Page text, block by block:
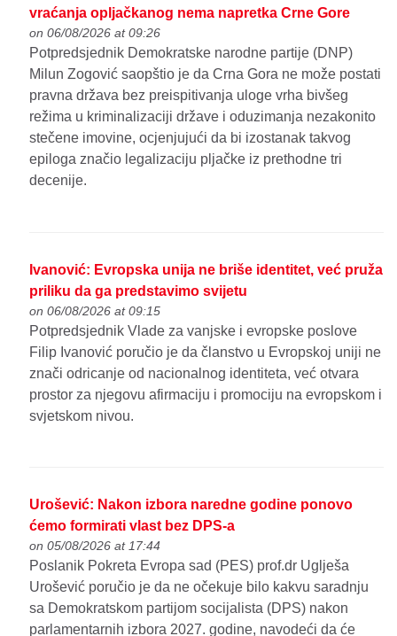
vraćanja opljačkanog nema napretka Crne Gore
on 06/08/2026 at 09:26
Potpredsjednik Demokratske narodne partije (DNP)
Milun Zogović saopštio je da Crna Gora ne može postati
pravna država bez preispitivanja uloge vrha bivšeg
režima u kriminalizaciji države i oduzimanja nezakonito
stečene imovine, ocjenjujući da bi izostanak takvog
epiloga značio legalizaciju pljačke iz prethodne tri
decenije.
Ivanović: Evropska unija ne briše identitet, već pruža
priliku da ga predstavimo svijetu
on 06/08/2026 at 09:15
Potpredsjednik Vlade za vanjske i evropske poslove
Filip Ivanović poručio je da članstvo u Evropskoj uniji ne
znači odricanje od nacionalnog identiteta, već otvara
prostor za njegovu afirmaciju i promociju na evropskom i
svjetskom nivou.
Urošević: Nakon izbora naredne godine ponovo
ćemo formirati vlast bez DPS-a
on 05/08/2026 at 17:44
Poslanik Pokreta Evropa sad (PES) prof.dr Uglješa
Urošević poručio je da ne očekuje bilo kakvu saradnju
sa Demokratskom partijom socijalista (DPS) nakon
parlamentarnih izbora 2027. godine, navodeći da će